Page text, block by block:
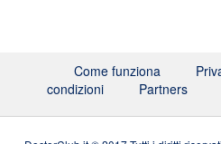
Come funziona
condizioni
Partners